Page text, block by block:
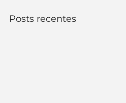
Posts recentes